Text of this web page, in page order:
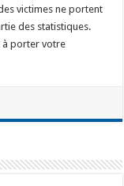
victimes ne portent
des statistiques.
à porter votre